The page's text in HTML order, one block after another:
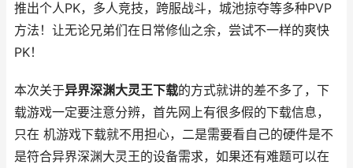
推出个人PK，多人竞技，跨服战斗，城池掠夺等多种PVP
方法！让无论兄弟们在日常修仙之余，尝试不一样的爽快
PK！
本次关于异界深渊大灵王下载的方式就讲的差不多了，下
载游戏一定要注意分辨，首先网上有很多假的下载信息，
只在 机游戏下载就不用担心，二是需要看自己的硬件是不
是符合异界深渊大灵王的设备需求，如果还有难题可以在